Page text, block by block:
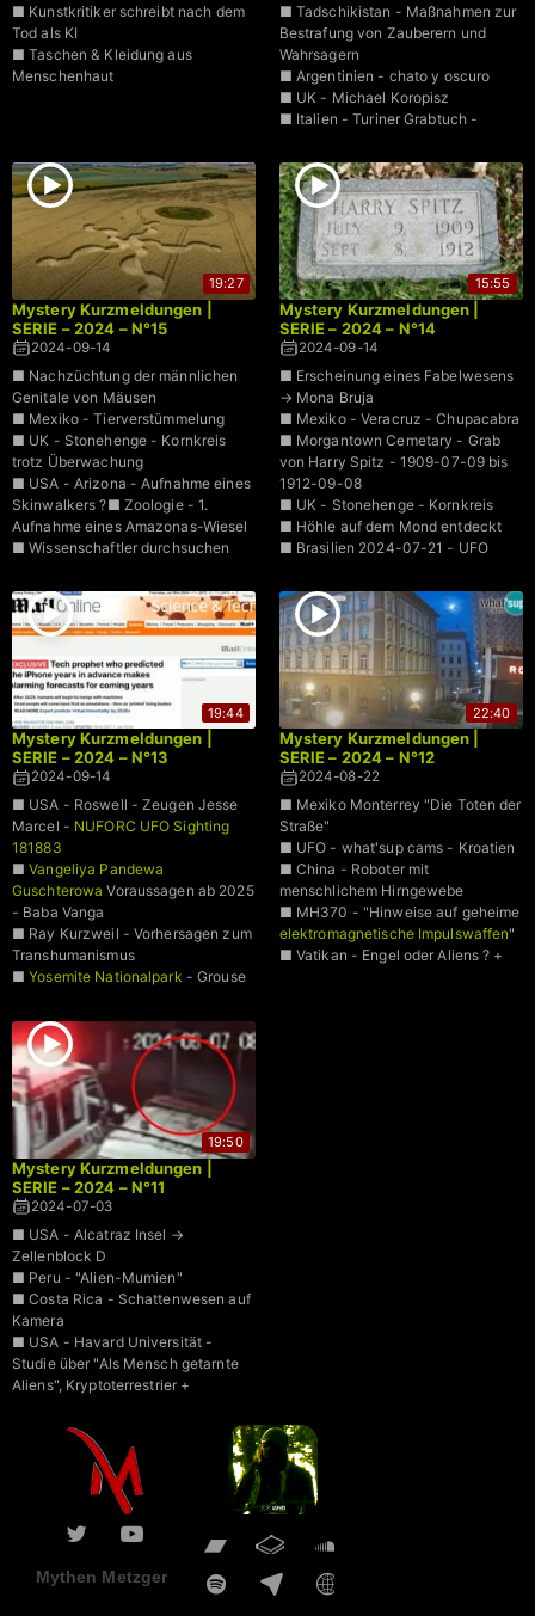
■ Kunstkritiker schreibt nach dem
Tod als KI
■ Taschen & Kleidung aus
Menschenhaut
■ Tadschikistan - Maßnahmen zur
Bestrafung von Zauberern und
Wahrsagern
■ Argentinien - chato y oscuro
■ UK - Michael Koropisz
■ Italien - Turiner Grabtuch -
n.Chr.
■ Asteroid in Richtung Erde
19:27
Mystery Kurzmeldungen |
SERIE – 2024 – N°15
2024-09-14
■ Nachzüchtung der männlichen
Genitale von Mäusen
■ Mexiko - Tierverstümmelung
■ UK - Stonehenge - Kornkreis
trotz Überwachung
■ USA - Arizona - Aufnahme eines
Skinwalkers ?■ Zoologie - 1.
Aufnahme eines Amazonas-Wiesel
■ Wissenschaftler durchsuchen
Zeitreisen
■ Mexiko - Überwachungskamera
eines Friedhofes - Kind erscheint
15:55
Mystery Kurzmeldungen |
SERIE – 2024 – N°14
2024-09-14
■ Erscheinung eines Fabelwesens
→ Mona Bruja
■ Mexiko - Veracruz - Chupacabra
■ Morgantown Cemetary - Grab
von Harry Spitz - 1909-07-09 bis
1912-09-08
■ UK - Stonehenge - Kornkreis
■ Höhle auf dem Mond entdeckt
■ Brasilien 2024-07-21 - UFO
■ Lichtkugel mit Angriff auf einen
Menschen
19:44
Mystery Kurzmeldungen |
SERIE – 2024 – N°13
2024-09-14
■ USA - Roswell - Zeugen Jesse
Marcel - NUFORC UFO Sighting
181883
■Vangeliya Pandewa
Guschterowa Voraussagen ab 2025
- Baba Vanga
■ Ray Kurzweil - Vorhersagen zum
Transhumanismus
■Yosemite Nationalpark - Grouse
22:40
Mystery Kurzmeldungen |
SERIE – 2024 – N°12
2024-08-22
■ Mexiko Monterrey "Die Toten der
Straße"
■ UFO - what'sup cams - Kroatien
■ China - Roboter mit
menschlichem Hirngewebe
■ MH370 - "Hinweise auf geheime
elektromagnetische Impulswaffen"
■ Vatikan - Engel oder Aliens ? +
19:50
Mystery Kurzmeldungen |
SERIE – 2024 – N°11
2024-07-03
■ USA - Alcatraz Insel →
Zellenblock D
■ Peru - "Alien-Mumien"
■ Costa Rica - Schattenwesen auf
Kamera
■ USA - Havard Universität -
Studie über "Als Mensch getarnte
Aliens", Kryptoterrestrier +
Mythen Metzger